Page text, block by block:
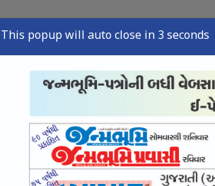
મુખ્ય સમાચાર ક્રાઇમ ન્યુઝ સ્પોર્ટ્સ ન્યુઝ
This popup will auto close in 2 seconds